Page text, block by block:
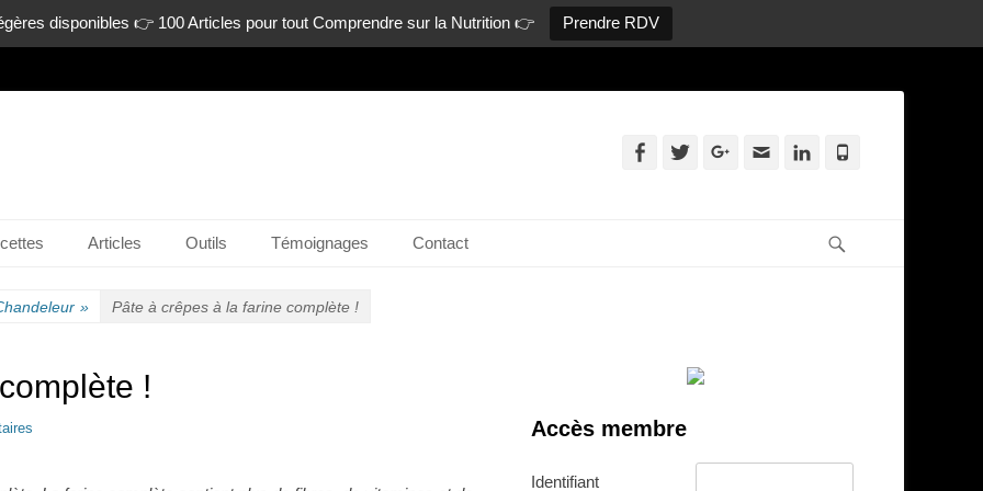
disponibles 👉 100 Articles pour tout Comprendre sur la Nutrition 👉 Prendre RDV
FacebookTwitterGoogleplus
AdresseLinkedin
Articles Outils Témoignages Contact
» Pâte à crêpes à la farine complète !
!
Accès membre
Identifiant